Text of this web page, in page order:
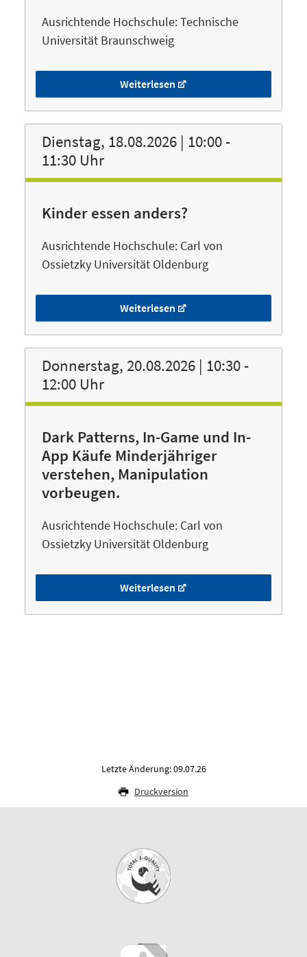
Ausrichtende Hochschule: Technische
Universität Braunschweig
Weiterlesen
Dienstag, 18.08.2026 | 10:00 -
11:30 Uhr
Kinder essen anders?
Ausrichtende Hochschule: Carl von
Ossietzky Universität Oldenburg
Weiterlesen
Donnerstag, 20.08.2026 | 10:30 -
12:00 Uhr
Dark Patterns, In-Game und In-
App Käufe Minderjähriger
verstehen, Manipulation
vorbeugen.
Ausrichtende Hochschule: Carl von
Ossietzky Universität Oldenburg
Weiterlesen
Letzte Änderung: 09.07.26
Druckversion